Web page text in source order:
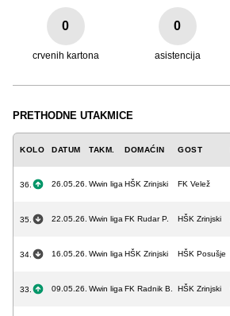
0
crvenih kartona
0
asistencija
PRETHODNE UTAKMICE
KOLO DATUM TAKM. DOMAĆIN GOST
36. 26.05.26. Wwin liga HŠK Zrinjski FK Velež
35. 22.05.26. Wwin liga FK Rudar P. HŠK Zrinjski
34. 16.05.26. Wwin liga HŠK Zrinjski HŠK Posušje
33. 09.05.26. Wwin liga FK Radnik B. HŠK Zrinjski